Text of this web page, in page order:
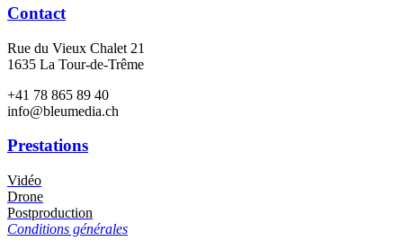
Contact
Rue du Vieux Chalet 21
1635 La Tour-de-Trême
+41 78 865 89 40
info@bleumedia.ch
Prestations
Vidéo
Drone
Postproduction
Conditions générales